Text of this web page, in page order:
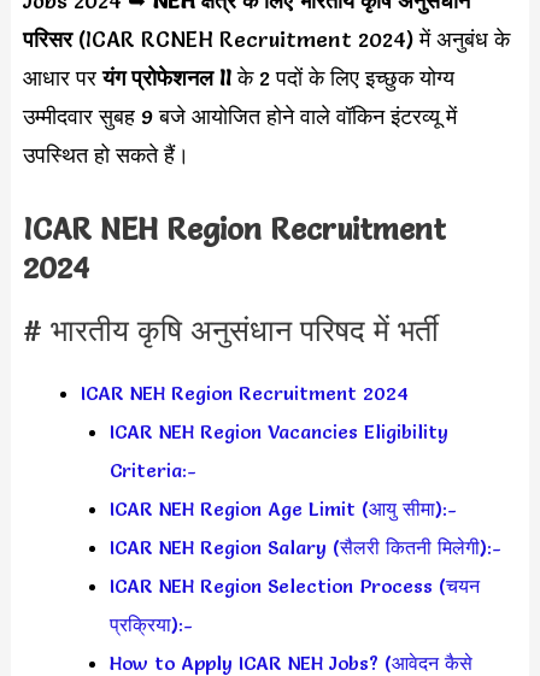
परिसर(ICAR RCNEH Recruitment 2024) में अनुबंध के
आधार परयंग प्रोफेशनल IIके 2 पदों के लिए इच्छुक योग्य
उम्मीदवार सुबह 9 बजे आयोजित होने वाले वॉकिन इंटरव्यू में
उपस्थित हो सकते हैं।
ICAR NEH Region Recruitment
2024
# भारतीय कृषि अनुसंधान परिषद में भर्ती
ICAR NEH Region Recruitment 2024
ICAR NEH Region Vacancies Eligibility
Criteria:-
ICAR NEH Region Age Limit (आयु सीमा):-
ICAR NEH Region Salary (सैलरी कितनी मिलेगी):-
ICAR NEH Region Selection Process (चयन
प्रक्रिया):-
How to Apply ICAR NEH Jobs? (आवेदन कैसे